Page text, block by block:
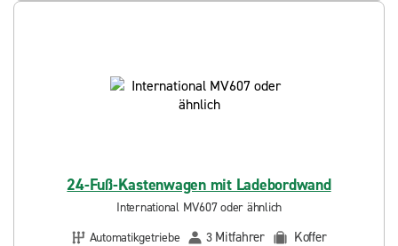
24-Fuß-Kastenwagen mit Ladebordwand
International MV607 oder ähnlich
Automatikgetriebe
3 Mitfahrer
Koffer